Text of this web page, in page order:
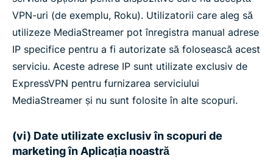
VPN-uri (de exemplu, Roku). Utilizatorii care aleg să
utilizeze MediaStreamer pot înregistra manual adrese
IP specifice pentru a fi autorizate să folosească acest
serviciu. Aceste adrese IP sunt utilizate exclusiv de
ExpressVPN pentru furnizarea serviciului
MediaStreamer și nu sunt folosite în alte scopuri.
(vi) Date utilizate exclusiv în scopuri de
marketing în Aplicația noastră